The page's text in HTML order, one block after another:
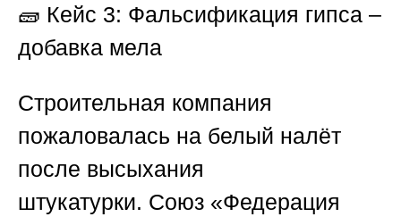
🧱 Кейс 3: Фальсификация гипса –
добавка мела
Строительная компания
пожаловалась на белый налёт
после высыхания
штукатурки. Союз «Федерация